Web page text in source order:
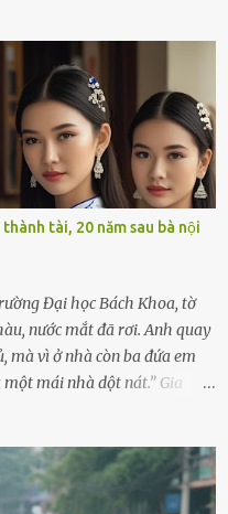
đàn ông điềm đạm, ít nói,
bị hành lý cho chuyến đi biển
nhà nghỉ ngơi nhé, anh đưa
sóng, nghịch cát. Về chắc nó
chuyện.” – Ông Minh cười
và con gái ríu rít chuẩn bị mà
vì còn bận buôn bán ở chợ,
chầm lấy mẹ trước khi đi:
Chiếc xe khách lăn
tài, 20 năm sau bà nội
Đại học Bách Khoa, tờ
nước mắt đã rơi. Anh quay
mà vì ở nhà còn ba đứa em
mái nhà dột nát.” Gia
vai gầy guộc của bà nội –
là Trí, lúc đó mới chỉ 17 tuổi.